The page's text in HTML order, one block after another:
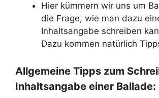
Hier kümmern wir uns um
die Frage, wie man dazu
Inhaltsangabe schreiben
Dazu kommen natürlich
Allgemeine Tipps zum
Inhaltsangabe einer Ballade: